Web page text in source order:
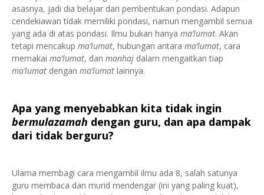
asasnya, jadi dia belajar dari pembentukan pondasi. Adapun
cendekiawan tidak memiliki pondasi, namun mengambil semua
yang ada di atas pondasi. Ilmu bukan hanya ma’lumat. Akan
tetapi mencakup ma’lumat, hubungan antara ma’lumat, cara
memakai ma’lumat, dan manhaj dalam mengaitkan tiap
ma’lumat dengan ma’lumat lainnya.
Apa yang menyebabkan kita tidak ingin
bermulazamah dengan guru, dan apa dampak
dari tidak berguru?
Ulama membagi cara mengambil ilmu ada 8, salah satunya
guru membaca dan murid mendengar (ini yang paling kuat),